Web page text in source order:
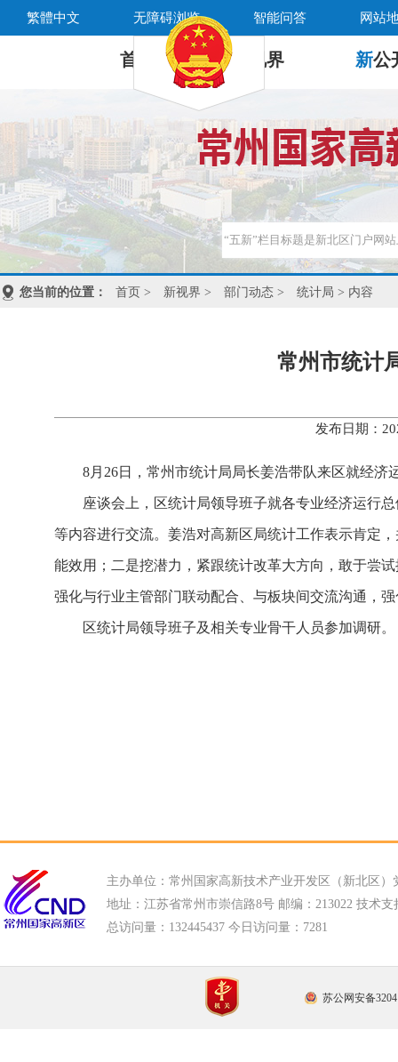
繁體中文 无障碍浏览 智能问答 网站
首 页 新 视界 新公
您当前的位置： 首页 > 新视界 > 部门动态 > 统计局 > 内容
常州市统计
发布日期：
8月26日，常州市统计局局长姜浩带队来区就经济
座谈会上，区统计局领导班子就各专业经济运行
等内容进行交流。姜浩对高新区局统计工作表示肯定
能效用；二是挖潜力，紧跟统计改革大方向，敢于尝
强化与行业主管部门联动配合、与板块间交流沟通，
区统计局领导班子及相关专业骨干人员参加调研。
主办单位：常州国家高新技术产业开发区（新北区）
地址：江苏省常州市崇信路8号 邮编：213022 技术支
总访问量： 132445437 今日访问量： 7281
苏公网安备